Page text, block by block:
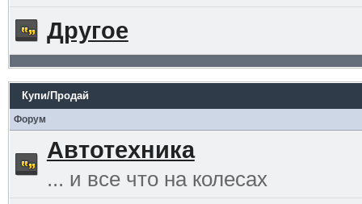
Другое
Купи/Продай
Форум
Автотехника
... и все что на колесах